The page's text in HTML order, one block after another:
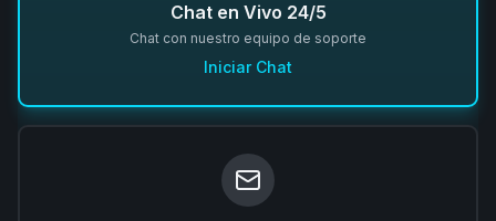
Chat en Vivo 24/5
Chat con nuestro equipo de soporte
Iniciar Chat